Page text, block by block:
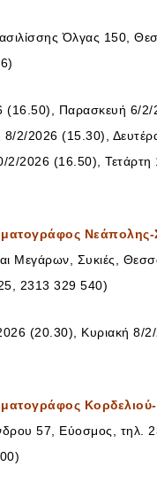
Όλγας 150,
(16.50), Παρασκευή 6/2/
8/2/2026 (15.30),
2/2026 (16.50), Τετάρτη
Μεγάρων, Συκιές,
2313 329 540)
(20.30), Κυριακή 8/
57, Εύοσμος, τηλ.